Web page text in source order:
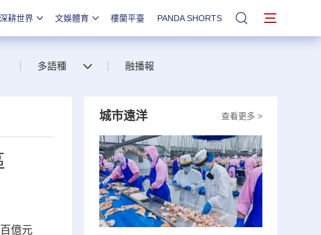
深耕世界 文娛體育 樓蘭平臺 PANDA SHORTS 站內搜索
多語種 融播報
億元
查看更多 >
城市遠洋